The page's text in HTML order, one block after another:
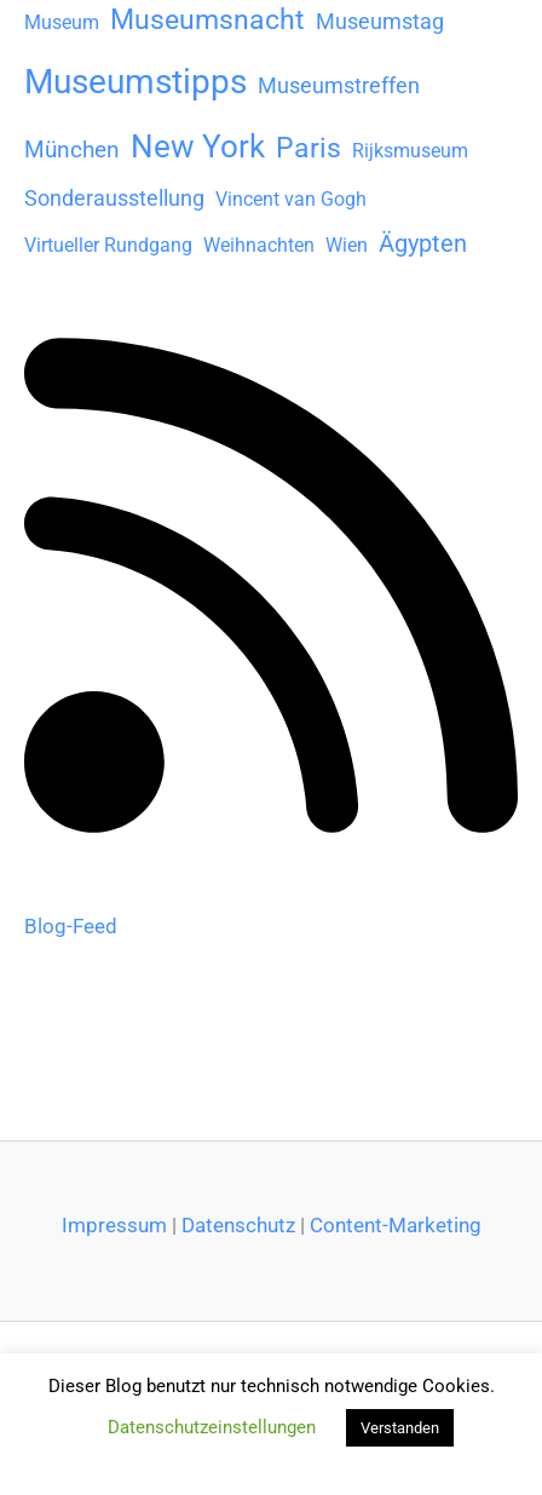
Museum Museumsnacht Museumstag
Museumstipps Museumstreffen
München New York Paris Rijksmuseum
Sonderausstellung Vincent van Gogh
Virtueller Rundgang Weihnachten Wien Ägypten
Blog-Feed
Impressum | Datenschutz| Content-Marketing
Dieser Blog benutzt nur technisch notwendige Cookies.
Datenschutzeinstellungen
Verstanden